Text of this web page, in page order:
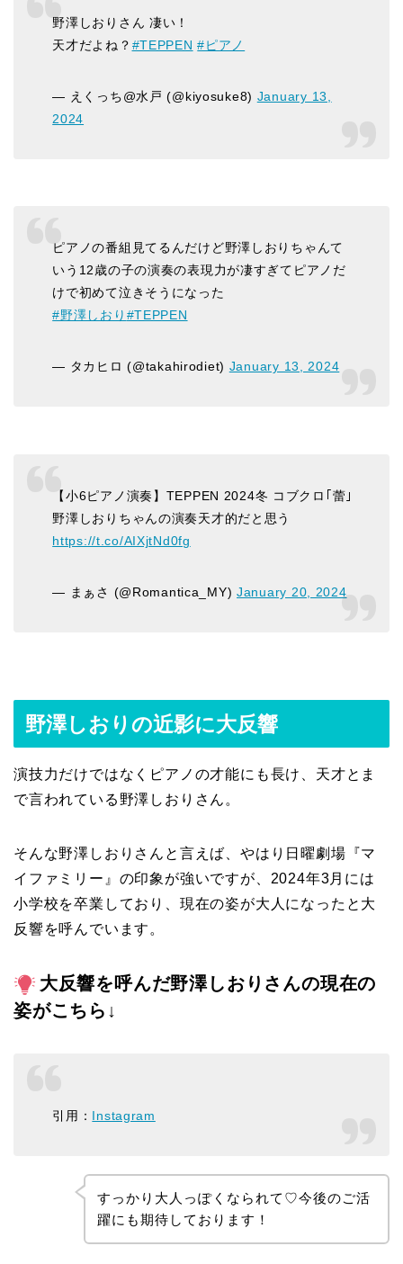
野澤しおりさん 凄い！
天才だよね？ #TEPPEN #ピアノ
— えくっち@水戸 (@kiyosuke8) January 13,
2024
ピアノの番組見てるんだけど野澤しおりちゃんて
いう12歳の子の演奏の表現力が凄すぎてピアノだ
けで初めて泣きそうになった
#野澤しおり #TEPPEN
— タカヒロ (@takahirodiet) January 13, 2024
【小6ピアノ演奏】TEPPEN 2024冬 コブクロ｢蕾｣
野澤しおりちゃんの演奏天才的だと思う
https://t.co/AIXjtNd0fg
— まぁさ (@Romantica_MY)January 20, 2024
野澤しおりの近影に大反響
演技力だけではなくピアノの才能にも長け、天才とま
で言われている野澤しおりさん。
そんな野澤しおりさんと言えば、やはり日曜劇場『マ
イファミリー』の印象が強いですが、2024年3月には
小学校を卒業しており、現在の姿が大人になったと大
反響を呼んでいます。
大反響を呼んだ野澤しおりさんの現在の
姿がこちら↓
引用： Instagram
すっかり大人っぽくなられて♡今後のご活
躍にも期待しております！